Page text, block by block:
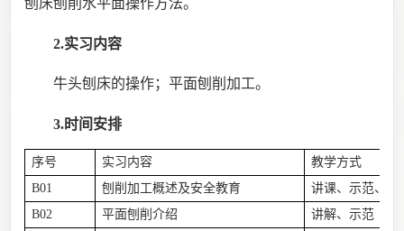
刨床刨削水平面操作方法。
2.实习内容
牛头刨床的操作；平面刨削加工。
3.时间安排
序号 实习内容
教学方式
B01
刨削加工概述及安全教育 讲课、示范、练
B02
平面刨削介绍
讲解、示范